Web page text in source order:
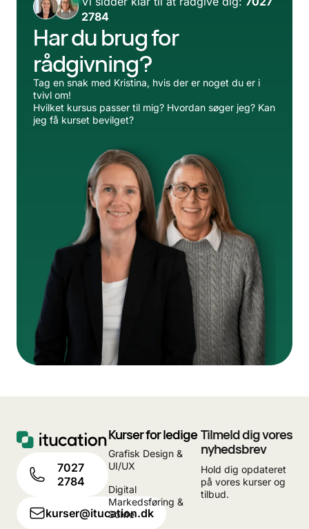
2784
Har du brug for
rådgivning?
Tag en snak med Kristina, hvis der er noget du er i
tvivl om!
Hvilket kursus passer til mig? Hvordan søger jeg? Kan
jeg få kurset bevilget?
7027
2784
kurser@itucation.dk
Kurser for ledige
Grafisk Design &
UI/UX
Digital
Markedsføring &
SoMe
Tilmeld dig vores
nyhedsbrev
Hold dig opdateret
på vores kurser og
tilbud.